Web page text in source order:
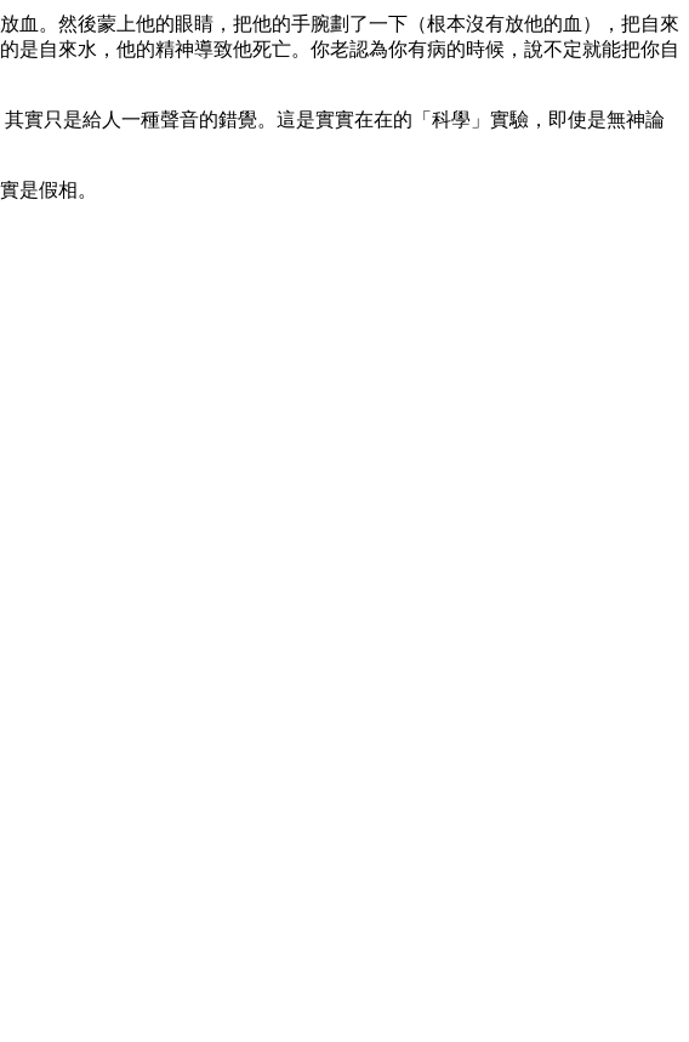
。然後蒙上他的眼睛，把他的手腕劃了一下（根本沒有放他的血），把自來
自來水，他的精神導致他死亡。你老認為你有病的時候，說不定就能把你自
實只是給人一種聲音的錯覺。這是實實在在的「科學」實驗，即使是無神論
是假相。